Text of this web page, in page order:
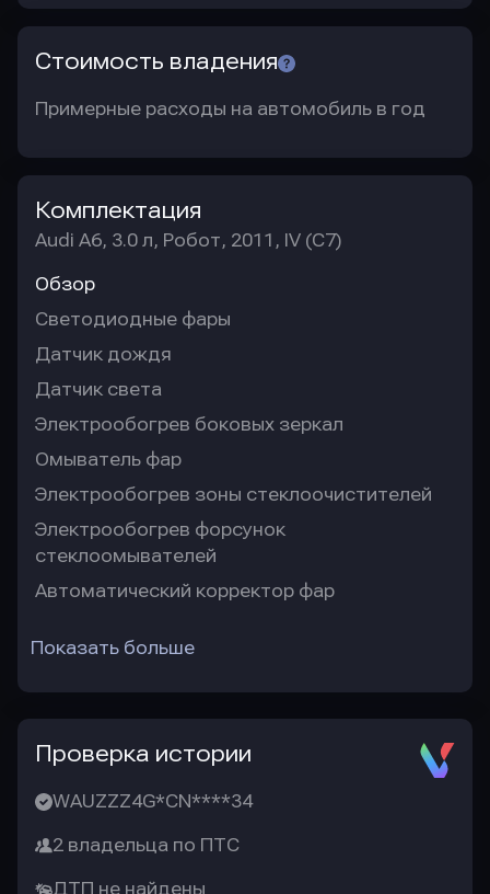
Стоимость владения
Примерные расходы на автомобиль в год
Комплектация
Audi A6, 3.0 л, Робот, 2011, IV (C7)
Обзор
Светодиодные фары
Датчик дождя
Датчик света
Электрообогрев боковых зеркал
Омыватель фар
Электрообогрев зоны стеклоочистителей
Электрообогрев форсунок
стеклоомывателей
Автоматический корректор фар
Показать больше
Проверка истории
WAUZZZ4G*CN****34
2 владельца по ПТС
ДТП не найдены